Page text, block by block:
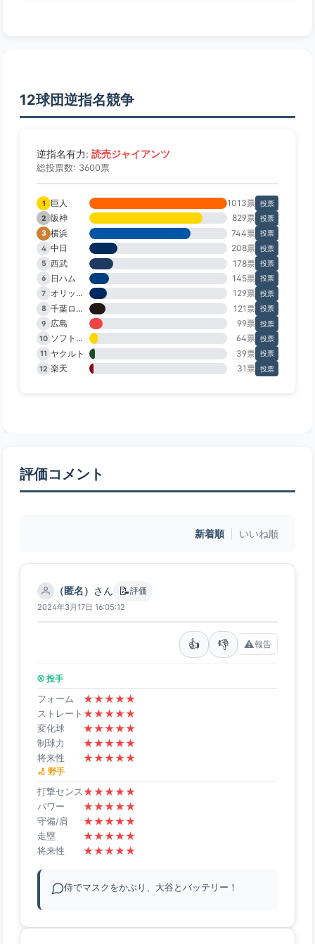
12球団逆指名競争
逆指名有力: 読売ジャイアンツ
総投票数: 3600票
1 巨人 1013票 投票
2 阪神 829票 投票
3 横浜 744票 投票
4 中日 208票 投票
5 西武 178票 投票
6
日ハム 145票 投票
7
オリックス 129票 投票
8
千葉ロッテ 121票 投票
9
広島 99票 投票
10
ソフトバンク 64票 投票
11 ヤクルト 39票 投票
12 楽天 31票 投票
評価コメント
新着順 いいね順
（匿名） さん 📝評価
2024年3月17日 16:05:12
👍 👎 ⚠️報告
⚾ 投手
フォーム
★★★★★
ストレート ★★★★★
変化球 ★★★★★
制球力 ★★★★★
将来性 ★★★★★
🏏 野手
打撃センス ★★★★★
パワー ★★★★★
守備/肩 ★★★★★
走塁 ★★★★★
将来性 ★★★★★
侍でマスクをかぶり、大谷とバッテリー！